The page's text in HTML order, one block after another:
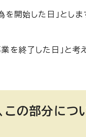
開始した日」としま
を終了した日」と考
の部分につ